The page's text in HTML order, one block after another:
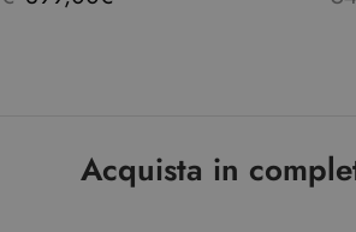
Acquista in